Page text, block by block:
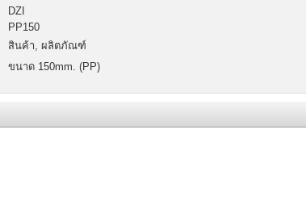
DZI
PP150
สินค้า, ผลิตภัณฑ์
ขนาด 150mm. (PP)